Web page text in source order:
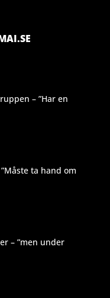
– ”Har en
ta hand om
– ”men under